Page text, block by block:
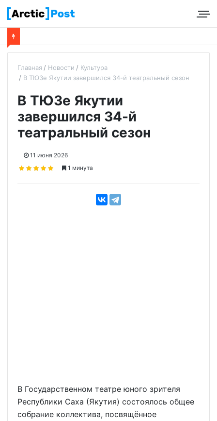
Главная Новости
Культура
В ТЮЗе Якутии завершился 34-й театральный сезон
В ТЮЗе Якутии
завершился 34-й
театральный сезон
11 июня 2026
1 минута
В Государственном театре юного зрителя
Республики Саха (Якутия) состоялось общее
собрание коллектива, посвящённое